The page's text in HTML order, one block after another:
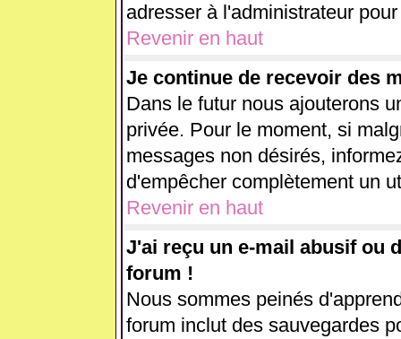
adresser à l'administrateur
Revenir en haut
Je continue de recevoir des
Dans le futur nous ajouterons
privée. Pour le moment, si
messages non désirés,
d'empêcher complètement un
Revenir en haut
J'ai reçu un e-mail abusif ou
forum !
Nous sommes peinés
forum inclut des sauvegardes